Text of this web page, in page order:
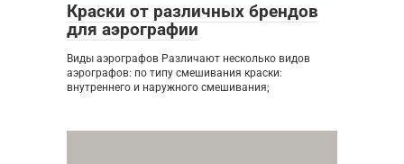
Краски от различных брендов
для аэрографии
Виды аэрографов Различают несколько видов
аэрографов: по типу смешивания краски:
внутреннего и наружного смешивания;